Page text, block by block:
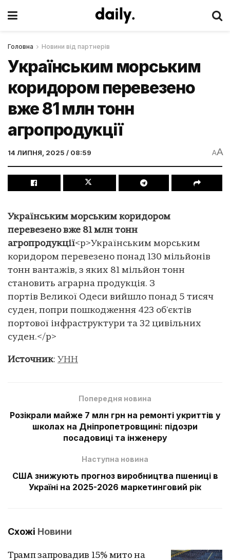
Головна Новини від партнерів
Українським морським
коридором перевезено
вже 81 млн тонн
агропродукції
14 ЛИПНЯ, 2025 / 08:59 AA
Українським морським коридором
перевезено вже 81 млн тонн
агропродукції<p>Українським морським
коридором перевезено понад 130 мільйонів
тонн вантажів, з яких 81 мільйон тонн
становить аграрна продукція. З
портів Великої Одеси вийшло понад 5 тисяч
суден, попри пошкодження 423 об'єктів
портової інфраструктури та 32 цивільних
суден.</p>
Источник: УНН
Попередня новина
Розікрали майже 7 млн грн на ремонті укриттів у
школах на Дніпропетровщині: підозри
посадовиці та інженеру
Наступна новина
США знижують прогноз виробництва пшениці в
Україні на 2025-2026 маркетинговий рік
Схожі Новини
Трамп запровадив 15% мито на